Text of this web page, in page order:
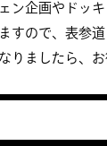
ン企画やドッ
すので、表参
りましたら、お